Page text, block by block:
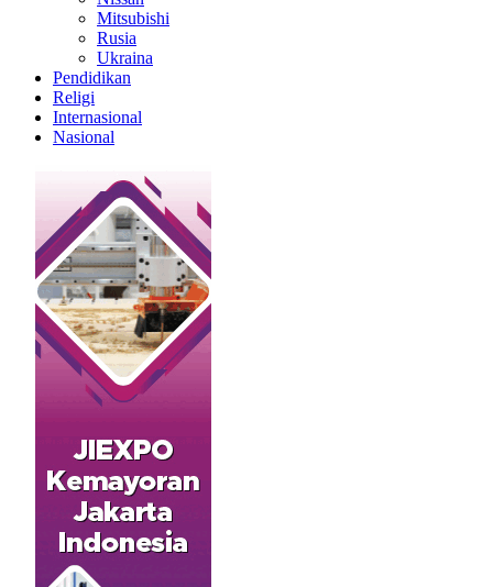
Mitsubishi
Rusia
Ukraina
Pendidikan
Religi
Internasional
Nasional